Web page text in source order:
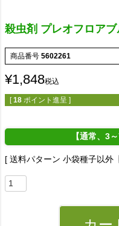
殺虫剤 プレオフロア
商品番号 5602261
¥1,848税込
[ 18 ポイント進呈 ]
【通常、3
送料パターン 小袋種子以外